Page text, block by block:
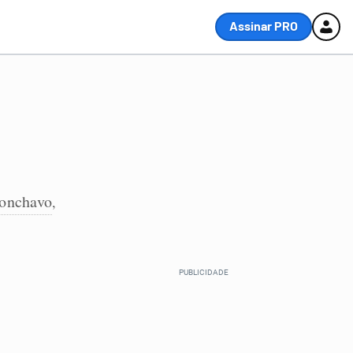
Assinar PRO
,